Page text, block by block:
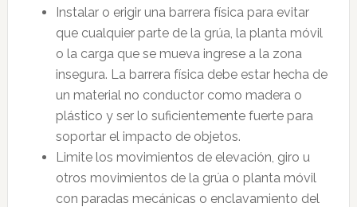
Instalar o erigir una barrera física para evitar
que cualquier parte de la grúa, la planta móvil
o la carga que se mueva ingrese a la zona
insegura. La barrera física debe estar hecha de
un material no conductor como madera o
plástico y ser lo suficientemente fuerte para
soportar el impacto de objetos.
Limite los movimientos de elevación, giro u
otros movimientos de la grúa o planta móvil
con paradas mecánicas o enclavamiento del